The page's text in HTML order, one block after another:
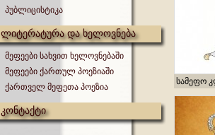
პუბლიცისტიკა
ლიტერატურა და ხელოვნება
მეფეები სახვით ხელოვნებაში
მეფეები ქართულ პოეზიაში
ქართველ მეფეთა პოეზია
კონტაქტი
სამეფო